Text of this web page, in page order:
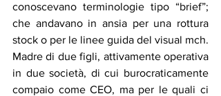
conoscevano terminologie tipo “brief”;
che andavano in ansia per una rottura
stock o per le linee guida del visual mch.
Madre di due figli, attivamente operativa
in due società, di cui burocraticamente
compaio come CEO, ma per le quali ci